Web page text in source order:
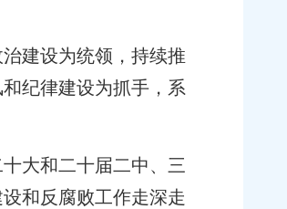
建设为统领，持续推
纪律建设为抓手，系
大和二十届二中、三
和反腐败工作走深走